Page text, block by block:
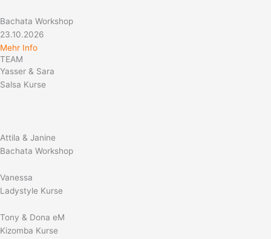
Bachata Workshop
23.10.2026
Mehr Info
TEAM
Yasser & Sara
Salsa Kurse
Attila & Janine
Bachata Workshop
Vanessa
Ladystyle Kurse
Tony & Dona eM
Kizomba Kurse